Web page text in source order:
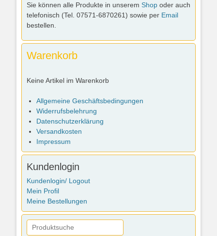
Sie können alle Produkte in unserem Shop oder auch
telefonisch (Tel. 07571-6870261) sowie per Email
bestellen.
Warenkorb
Keine Artikel im Warenkorb
Allgemeine Geschäftsbedingungen
Widerrufsbelehrung
Datenschutzerklärung
Versandkosten
Impressum
Kundenlogin
Kundenlogin/ Logout
Mein Profil
Meine Bestellungen